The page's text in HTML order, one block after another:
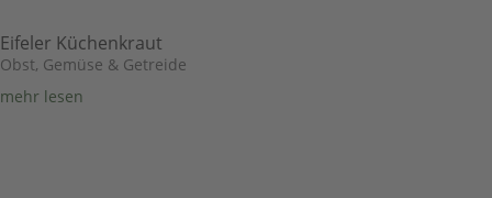
Eifeler Küchenkraut
Obst, Gemüse & Getreide
mehr lesen